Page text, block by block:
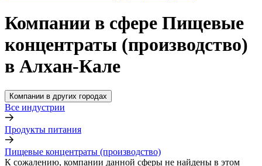
Компании в сфере Пищевые
концентраты (производство)
в Алхан-Кале
Компании в других городах
Все индустрии
Продукты питания
Пищевые концентраты (производство)
К сожалению, компании данной сферы не найдены в этом